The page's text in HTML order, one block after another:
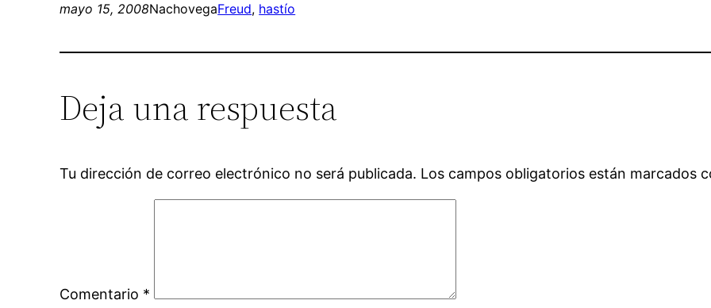
mayo 15, 2008NachovegaFreud, hastío
Deja una respuesta
Tu dirección de correo electrónico no será publicada. Los campos obligatorios están marcados
Comentario *